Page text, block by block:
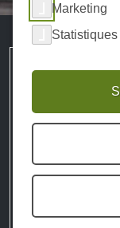
Inspiration,
Marketing
Statistiques